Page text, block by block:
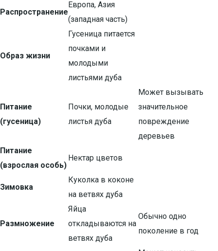
Распространение
Европа, Азия
(западная часть)
Образ жизни
Гусеница питается
почками и
молодыми
листьями дуба
Питание
(гусеница)
Почки, молодые
листья дуба
Может вызывать
значительное
повреждение
деревьев
Питание
(взрослая особь)
Нектар цветов
Зимовка
Куколка в коконе
на ветвях дуба
Размножение
Яйца
откладываются на
ветвях дуба
Обычно одно
поколение в год